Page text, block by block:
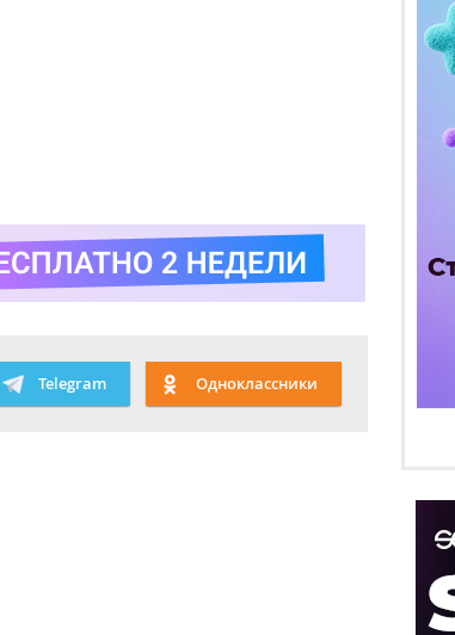
Telegram Одноклассники